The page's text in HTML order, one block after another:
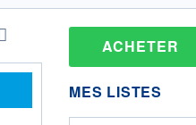
ACHETER
MES LISTES